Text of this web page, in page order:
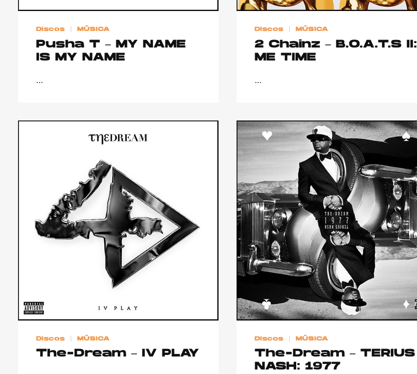
Discos MÚSICA
Pusha T – MY NAME
IS MY NAME
…
Discos MÚSICA
2 Chainz – B.O.A.T.S II:
ME TIME
…
Discos MÚSICA
The-Dream – IV PLAY
Discos MÚSICA
The-Dream – TERIUS
NASH: 1977